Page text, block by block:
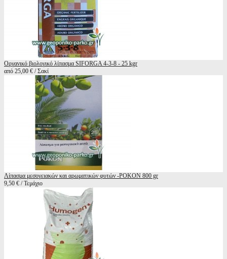
Οργανικό βιολογικό λίπασμα SIFORGA 4-3-8 - 25 kgr
από 25,00 € / Σακί
Λίπασμα μεσογειακών και αρωματικών φυτών -POKON 800 gr
9,50 € / Τεμάχιο